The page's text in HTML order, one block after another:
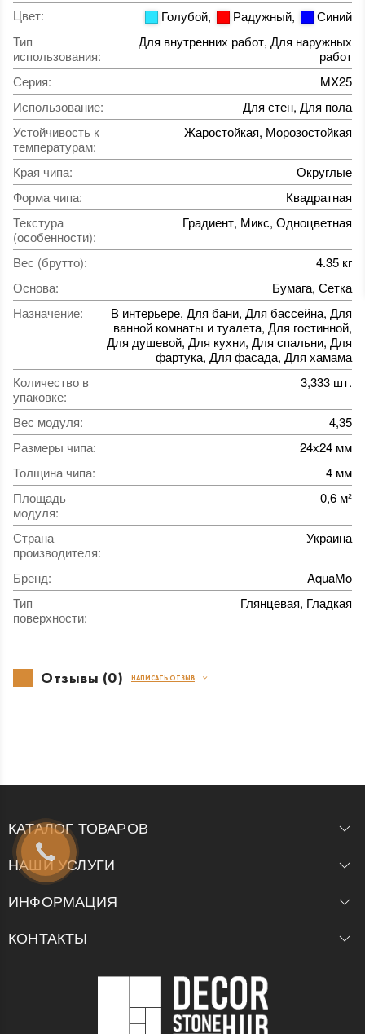
Цвет: Голубой, Радужный,
Синий
Тип
использования:
Для внутренних работ, Для наружных
работ
Серия:
MX25
Использование:
Для стен, Для пола
Устойчивость к
температурам:
Жаростойкая, Морозостойкая
Края чипа:
Округлые
Форма чипа:
Квадратная
Текстура
(особенности):
Градиент, Микс, Одноцветная
Вес (брутто):
4.35 кг
Основа:
Бумага, Сетка
Назначение:
В интерьере, Для бани, Для бассейна, Для
ванной комнаты и туалета, Для гостинной,
Для душевой, Для кухни, Для спальни, Для
фартука, Для фасада, Для хамама
Количество в
упаковке:
3,333 шт.
Вес модуля:
4,35
Размеры чипа:
24x24 мм
Толщина чипа:
4 мм
Площадь
модуля:
0,6 м²
Страна
производителя:
Украина
Бренд:
AquaMo
Тип
поверхности:
Глянцевая, Гладкая
Отзывы (0) НАПИСАТЬ ОТЗЫВ
КАТАЛОГ ТОВАРОВ
НАШИ УСЛУГИ
ИНФОРМАЦИЯ
КОНТАКТЫ